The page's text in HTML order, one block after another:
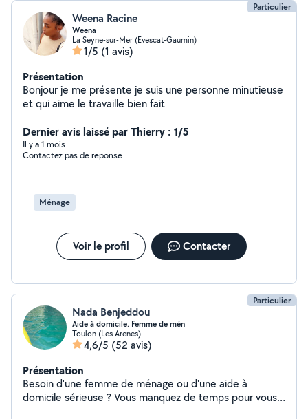
Particulier
Weena Racine
Weena
La Seyne-sur-Mer (Evescat-Gaumin)
1/5 (1 avis)
Présentation
Bonjour je me présente je suis une personne minutieuse
et qui aime le travaille bien fait
Dernier avis laissé par Thierry : 1/5
Il y a 1 mois
Contactez pas de reponse
Ménage
Voir le profil Contacter
Particulier
Nada Benjeddou
Aide à domicile. Femme de mén
Toulon (Les Arenes)
4,6/5 (52 avis)
Présentation
Besoin d'une femme de ménage ou d'une aide à
domicile sérieuse ? Vous manquez de temps pour vous